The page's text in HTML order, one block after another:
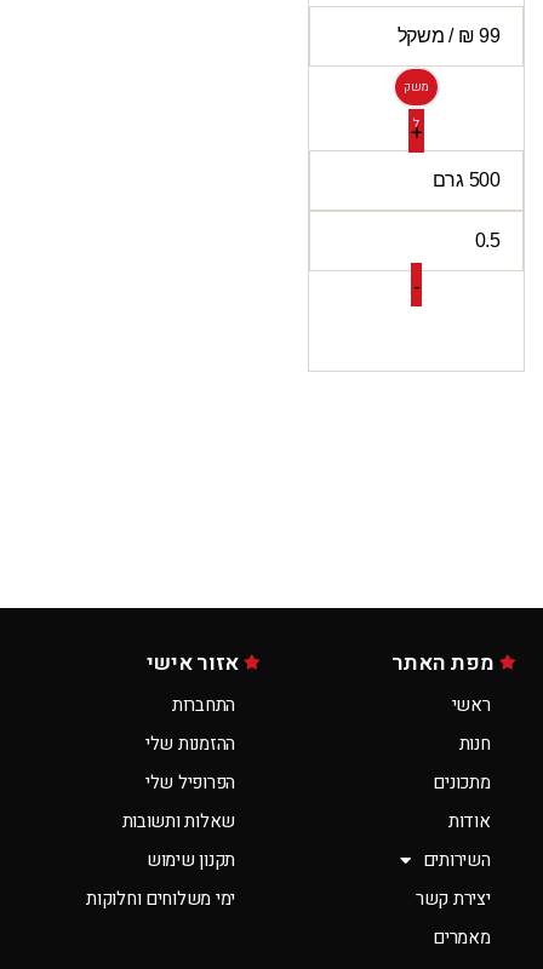
משק
ל
+
-
מפת האתר
ראשי
חנות
מתכונים
אודות
השירותים
יצירת קשר
מאמרים
אזור אישי
התחברות
ההזמנות שלי
הפרופיל שלי
שאלות ותשובות
תקנון שימוש
ימי משלוחים וחלוקות